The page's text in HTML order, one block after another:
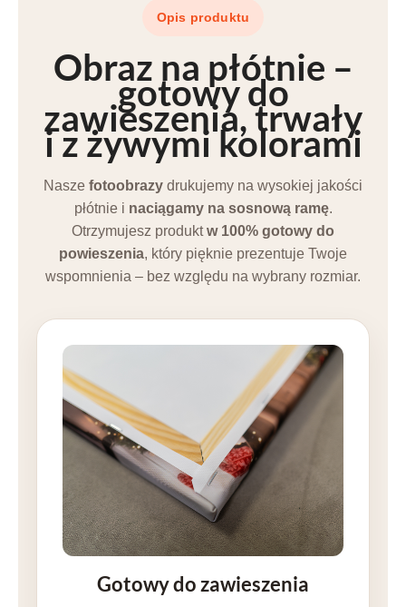
Opis produktu
Obraz na płótnie –
gotowy do
zawieszenia, trwały
i zżywymi kolorami
Nasze fotoobrazy drukujemy na wysokiej jakości
płótnie i naciągamy na sosnową ramę.
Otrzymujesz produktw 100% gotowy do
powieszenia, który pięknie prezentuje Twoje
wspomnienia – bez względu na wybrany rozmiar.
Gotowy do zawieszenia